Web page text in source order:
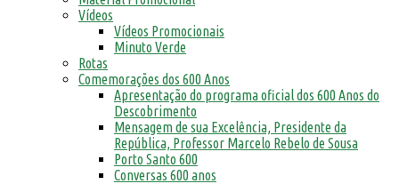
Vídeos
Vídeos Promocionais
Minuto Verde
Rotas
Comemorações dos 600 Anos
Apresentação do programa oficial dos 600 Anos do
Descobrimento
Mensagem de sua Excelência, Presidente da
República, Professor Marcelo Rebelo de Sousa
Porto Santo 600
Conversas 600 anos